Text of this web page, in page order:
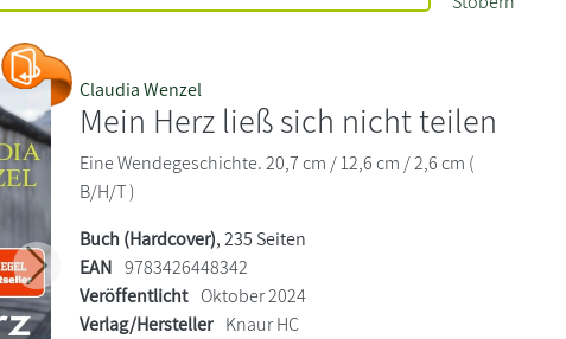
Weiter
Claudia Wenzel
Mein Herz ließ sich nicht teilen
Eine Wendegeschichte. 20,7 cm / 12,6 cm / 2,6 cm (
B/H/T )
Buch (Hardcover), 235 Seiten
EAN 9783426448342
Veröffentlicht Oktober 2024
Verlag/Hersteller Knaur HC